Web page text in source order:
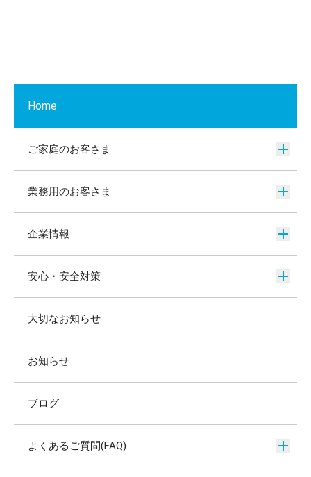
Home
ご家庭のお客さま
業務用のお客さま
企業情報
安心・安全対策
大切なお知らせ
お知らせ
ブログ
よくあるご質問(FAQ)